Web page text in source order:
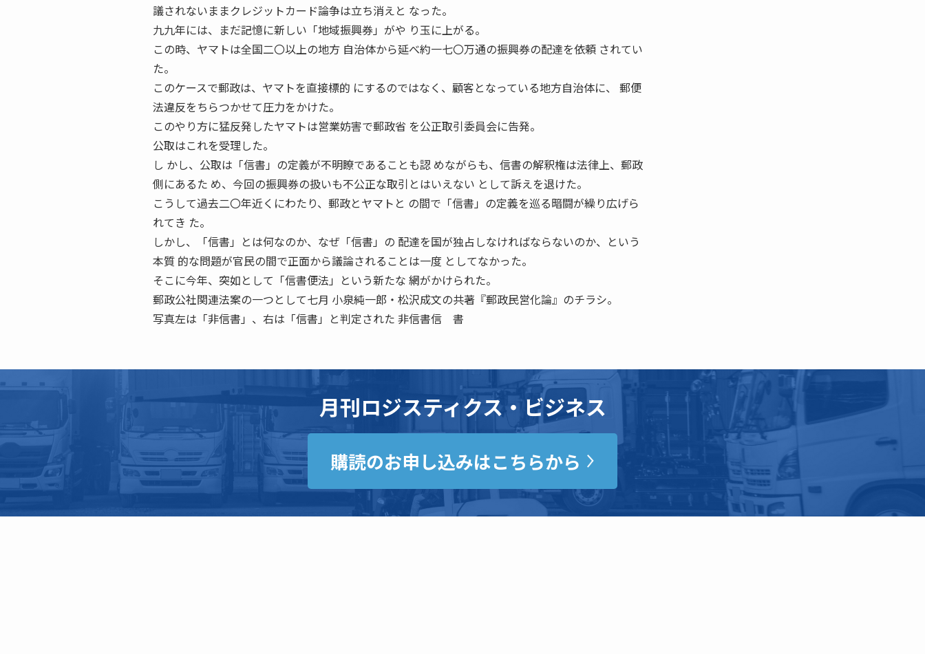
議されないままクレジットカード論争は立ち消えと なった。
九九年には、まだ記憶に新しい「地域振興券」がや り玉に上がる。
この時、ヤマトは全国二〇以上の地方 自治体から延べ約一七〇万通の振興券の配達を依頼 されてい
た。
このケースで郵政は、ヤマトを直接標的 にするのではなく、顧客となっている地方自治体に、 郵便
法違反をちらつかせて圧力をかけた。
このやり方に猛反発したヤマトは営業妨害で郵政省 を公正取引委員会に告発。
公取はこれを受理した。
し かし、公取は「信書」の定義が不明瞭であることも認 めながらも、信書の解釈権は法律上、郵政
側にあるた め、今回の振興券の扱いも不公正な取引とはいえない として訴えを退けた。
こうして過去二〇年近くにわたり、郵政とヤマトと の間で「信書」の定義を巡る暗闘が繰り広げら
れてき た。
しかし、「信書」とは何なのか、なぜ「信書」の 配達を国が独占しなければならないのか、という
本質 的な問題が官民の間で正面から議論されることは一度 としてなかった。
そこに今年、突如として「信書便法」という新たな 網がかけられた。
郵政公社関連法案の一つとして七月 小泉純一郎・松沢成文の共著『郵政民営化論』のチラシ。
写真左は「非信書」、右は「信書」と判定された 非信書信 書
月刊ロジスティクス・ビジネス
購読のお申し込みはこちらから